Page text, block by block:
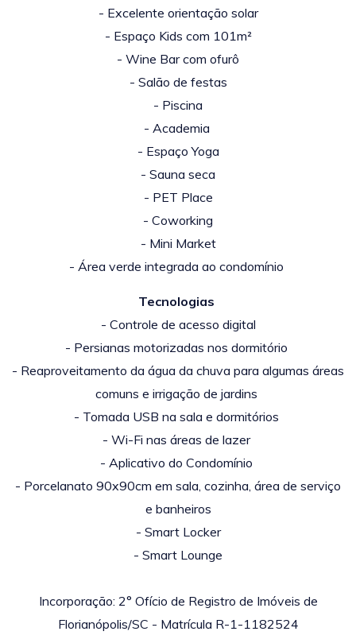
- Excelente orientação solar
- Espaço Kids com 101m²
- Wine Bar com ofurô
- Salão de festas
- Piscina
- Academia
- Espaço Yoga
- Sauna seca
- PET Place
- Coworking
- Mini Market
- Área verde integrada ao condomínio
Tecnologias
- Controle de acesso digital
- Persianas motorizadas nos dormitório
- Reaproveitamento da água da chuva para algumas áreas
comuns e irrigação de jardins
- Tomada USB na sala e dormitórios
- Wi-Fi nas áreas de lazer
- Aplicativo do Condomínio
- Porcelanato 90x90cm em sala, cozinha, área de serviço
e banheiros
- Smart Locker
- Smart Lounge
Incorporação: 2° Ofício de Registro de Imóveis de
Florianópolis/SC - Matrícula R-1-1182524